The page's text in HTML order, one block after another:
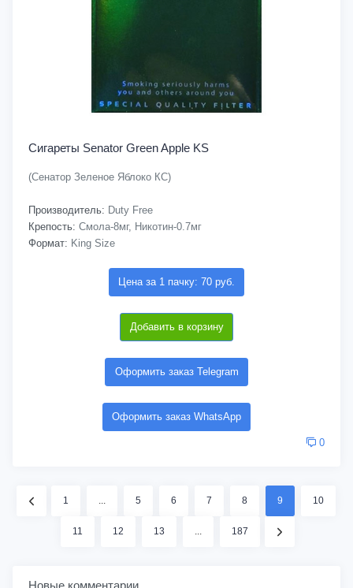
Сигареты Senator Green Apple KS
(Сенатор Зеленое Яблоко КС)
Производитель: Duty Free
Крепость: Смола-8мг, Никотин-0.7мг
Формат: King Size
Цена за 1 пачку: 70 руб.
Добавить в корзину
Оформить заказ Telegram
Оформить заказ WhatsApp
0
1 ... 5 6 7 8 9 10
11 12 13 ... 187
Новые комментарии